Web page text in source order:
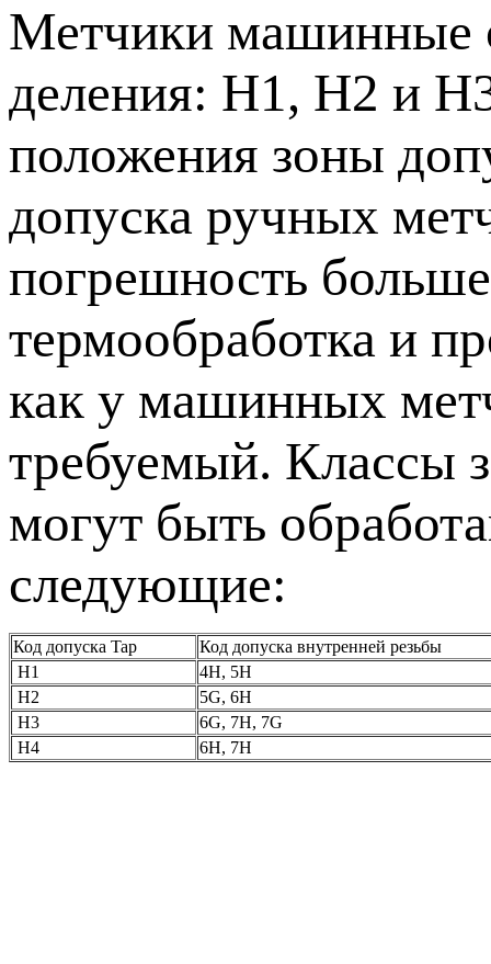
Метчики машинные
деления: H1, H2 и
положения зоны
допуска ручных
погрешность
термообработка и
как у машинных
требуемый. Классы
могут быть
следующие:
Код допуска Tap
Код допуска внутренней резьбы
H1
4H, 5H
H2
5G, 6H
H3
6G, 7H, 7G
H4
6H, 7H